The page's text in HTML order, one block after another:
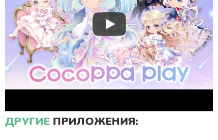
ДРУГИЕ ПРИЛОЖЕНИЯ: